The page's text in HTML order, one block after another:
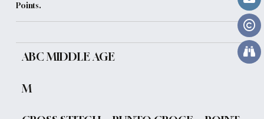
Points.
ABC MIDDLE AGE
M